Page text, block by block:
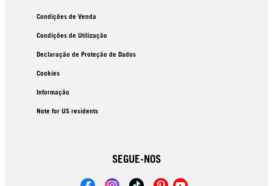
Condições de Venda
Condições de Utilização
Declaração de Proteção de Dados
Cookies
Informação
Note for US residents
SEGUE-NOS